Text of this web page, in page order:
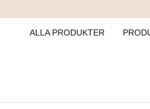
ALLA PRODUKTER